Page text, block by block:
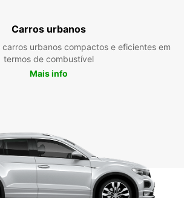
Carros urbanos
carros urbanos compactos e eficientes em
termos de combustível
Mais info